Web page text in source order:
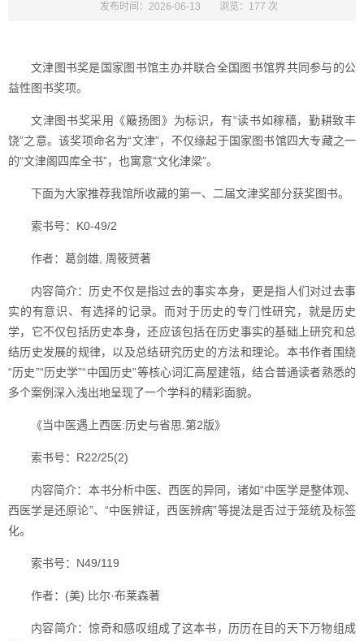
发布时间：2026-06-13 浏览：177 次
文津图书奖是国家图书馆主办并联合全国图书馆界共同参与的公
益性图书奖项。
文津图书奖采用《簸扬图》为标识，有“读书如稼穑，勤耕致丰
饶”之意。该奖项命名为“文津”，不仅缘起于国家图书馆四大专藏之一
的“文津阁四库全书”，也寓意“文化津梁”。
下面为大家推荐我馆所收藏的第一、二届文津奖部分获奖图书。
索书号：K0-49/2
作者：葛剑雄, 周筱赟著
内容简介：历史不仅是指过去的事实本身，更是指人们对过去事
实的有意识、有选择的记录。而对于历史的专门性研究，就是历史
学，它不仅包括历史本身，还应该包括在历史事实的基础上研究和总
结历史发展的规律，以及总结研究历史的方法和理论。本书作者围绕
“历史”“历史学”“中国历史”等核心词汇高屋建瓴，结合普通读者熟悉的
多个案例深入浅出地呈现了一个学科的精彩面貌。
《当中医遇上西医:历史与省思.第2版》
索书号：R22/25(2)
内容简介：本书分析中医、西医的异同，诸如“中医学是整体观、
西医学是还原论”、“中医辨证，西医辨病”等提法是否过于笼统及标签
化。
索书号：N49/119
作者：(美) 比尔·布莱森著
内容简介：惊奇和感叹组成了这本书，历历在目的天下万物组成